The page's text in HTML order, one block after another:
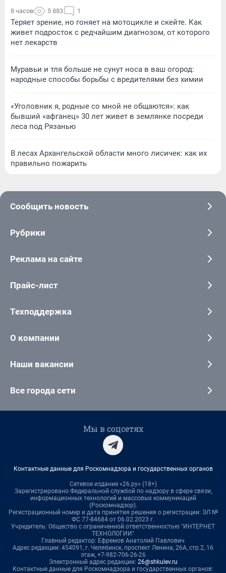
8 часов 5 883 1
Теряет зрение, но гоняет на мотоцикле и скейте. Как
живет подросток с редчайшим диагнозом, от которого
нет лекарств
Муравьи и тля больше не сунут носа в ваш огород:
народные способы борьбы с вредителями без химии
«Уголовник я, родные со мной не общаются»: как
бывший «афганец» 30 лет живет в землянке посреди
леса под Рязанью
В лесах Архангельской области много лисичек: как их
правильно пожарить
Сообщить новость
Рубрики
Реклама на сайте
Прайс-лист
Техподдержка
О компании
Наши вакансии
Все города сети
Мы в соцсетях
Контактные данные для Роскомнадзора и государственных органов
Сетевое издание «26.ру» (18+)
Зарегистрировано Федеральной службой по надзору в сфере связи,
информационных технологий и массовых коммуникаций
(Роскомнадзор).
Регистрационный номер и дата принятия решения о регистрации: ЭЛ №
ФС 77-84684 от 06.02.2023 г.
Учредитель: Общество с ограниченной ответственностью "ИНТЕРНЕТ
ТЕХНОЛОГИИ"
Главный редактор: Ефремов Анатолий Павлович
Адрес редакции: 454091, г. Челябинск, проспект Ленина, 26А, стр.2, 16
этаж, +7-982-706-26-26
Электронный адрес редакции: 26@shkulev.ru
Контактные данные для Роскомнадзора и государственных органов: